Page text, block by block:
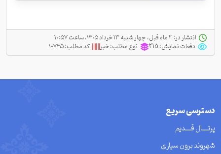
انتشار در:
دفعات نمایش:215 نوع مطلب:خبر کد مطلب:۱۰۷۴۵
دسترسی سریع
پرتــــال قــــدیم
شهروند برون سپاری